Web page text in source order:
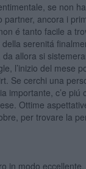
se non
partner, ancora i
é tanto facile a
della serenitá
allora si
l’inizio del mese
Se cerchi una
importante, c’e piú
Ottime
per trovare la
in modo